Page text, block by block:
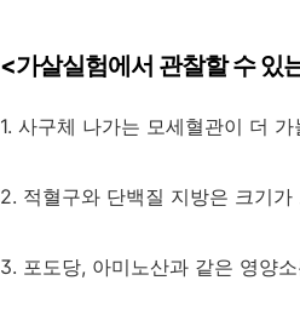
<가살실험에서 관찰할 수 있
1. 사구체 나가는 모세혈관이 더
2. 적혈구와 단백질 지방은 크기
3. 포도당, 아미노산과 같은 영양